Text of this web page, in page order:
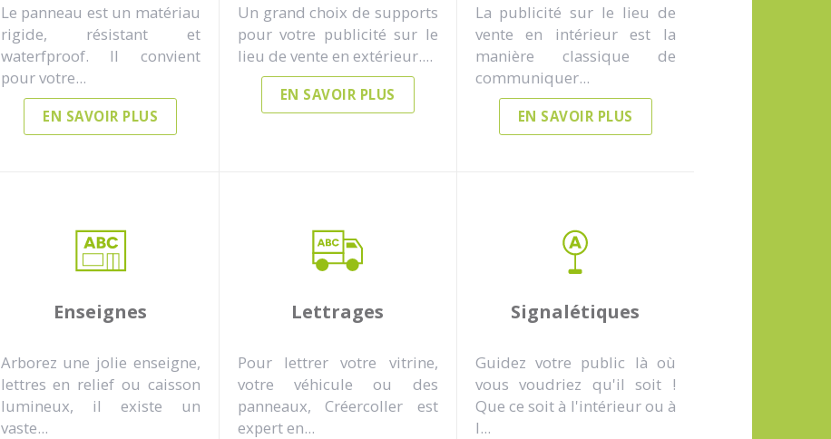
Le panneau est un matériau
rigide, résistant et
waterfproof. Il convient
pour votre...
EN SAVOIR PLUS
Un grand choix de supports
pour votre publicité sur le
lieu de vente en extérieur....
EN SAVOIR PLUS
La publicité sur le lieu de
vente en intérieur est la
manière classique de
communiquer...
EN SAVOIR PLUS
Enseignes
Arborez une jolie enseigne,
lettres en relief ou caisson
lumineux, il existe un
vaste...
Lettrages
Pour lettrer votre vitrine,
votre véhicule ou des
panneaux, Créercoller est
expert en...
Signalétiques
Guidez votre public là où
vous voudriez qu'il soit !
Que ce soit à l'intérieur ou à
l...